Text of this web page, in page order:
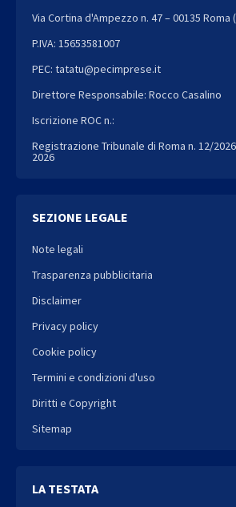
Via Cortina d'Ampezzo n. 47 – 00135 Roma
P.IVA: 15653581007
PEC: tatatu@pecimprese.it
Direttore Responsabile: Rocco Casalino
Iscrizione ROC n.:
Registrazione Tribunale di Roma n. 12/
2026
SEZIONE LEGALE
Note legali
Trasparenza pubblicitaria
Disclaimer
Privacy policy
Cookie policy
Termini e condizioni d'uso
Diritti e Copyright
Sitemap
LA TESTATA